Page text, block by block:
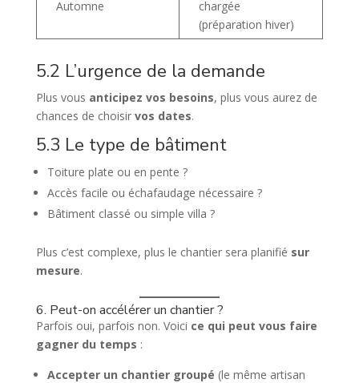
Automne
chargée
(préparation hiver)
5.2 L’urgence de la demande
Plus vous anticipez vos besoins, plus vous aurez de
chances de choisir vos dates.
5.3 Le type de bâtiment
Toiture plate ou en pente ?
Accès facile ou échafaudage nécessaire ?
Bâtiment classé ou simple villa ?
Plus c’est complexe, plus le chantier sera planifié sur
mesure.
6. Peut-on accélérer un chantier ?
Parfois oui, parfois non. Voici ce qui peut vous faire
gagner du temps :
Accepter un chantier groupé (le même artisan